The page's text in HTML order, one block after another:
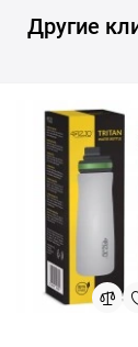
Другие